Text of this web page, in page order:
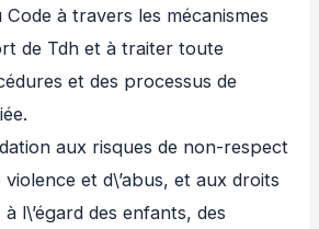
à travers les mécanismes
de Tdh et à traiter toute
et des processus de
aux risques de non-respect
et d\’abus, et aux droits
l\’égard des enfants, des